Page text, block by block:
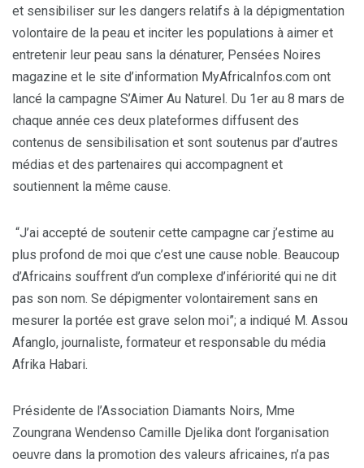
et sensibiliser sur les dangers relatifs à la dépigmentation
volontaire de la peau et inciter les populations à aimer et
entretenir leur peau sans la dénaturer, Pensées Noires
magazine et le site d’information MyAfricaInfos.com ont
lancé la campagne S’Aimer Au Naturel. Du 1er au 8 mars de
chaque année ces deux plateformes diffusent des
contenus de sensibilisation et sont soutenus par d’autres
médias et des partenaires qui accompagnent et
soutiennent la même cause.
“J’ai accepté de soutenir cette campagne car j’estime au
plus profond de moi que c’est une cause noble. Beaucoup
d’Africains souffrent d’un complexe d’infériorité qui ne dit
pas son nom. Se dépigmenter volontairement sans en
mesurer la portée est grave selon moi”; a indiqué M. Assou
Afanglo, journaliste, formateur et responsable du média
Afrika Habari.
Présidente de l’Association Diamants Noirs, Mme
Zoungrana Wendenso Camille Djelika dont l’organisation
oeuvre dans la promotion des valeurs africaines, n’a pas